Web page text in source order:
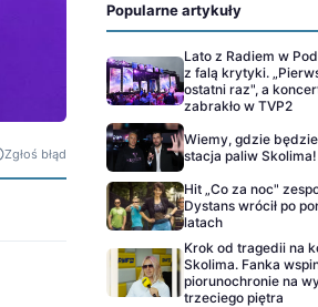
Zgłoś błąd
Popularne artykuły
Lato z Radiem w
z falą krytyki.
ostatni raz", a
zabrakło w TVP2
Wiemy, gdzie
stacja paliw Skolima!
Hit „Co za noc"
Dystans wrócił po
latach
Krok od tragedii na
Skolima. Fanka
piorunochronie na
trzeciego piętra